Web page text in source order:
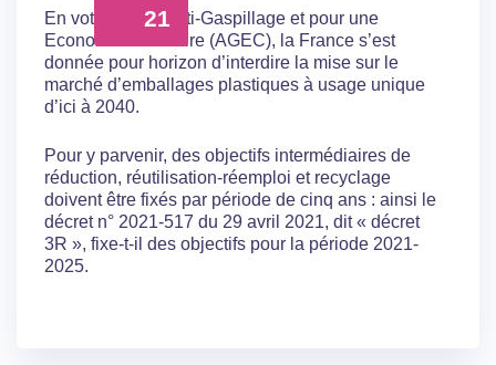
21
En votant la loi Anti-Gaspillage et pour une
Economie Circulaire (AGEC), la France s’est
donnée pour horizon d’interdire la mise sur le
marché d’emballages plastiques à usage unique
d’ici à 2040.
Pour y parvenir, des objectifs intermédiaires de
réduction, réutilisation-réemploi et recyclage
doivent être fixés par période de cinq ans : ainsi le
décret n° 2021-517 du 29 avril 2021, dit « décret
3R », fixe-t-il des objectifs pour la période 2021-
2025.